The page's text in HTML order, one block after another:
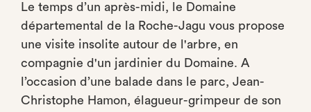
Le temps d’un après-midi, le Domaine
départemental de la Roche-Jagu vous propose
une visite insolite autour de l'arbre, en
compagnie d'un jardinier du Domaine. A
l’occasion d’une balade dans le parc, Jean-
Christophe Hamon, élagueur-grimpeur de son